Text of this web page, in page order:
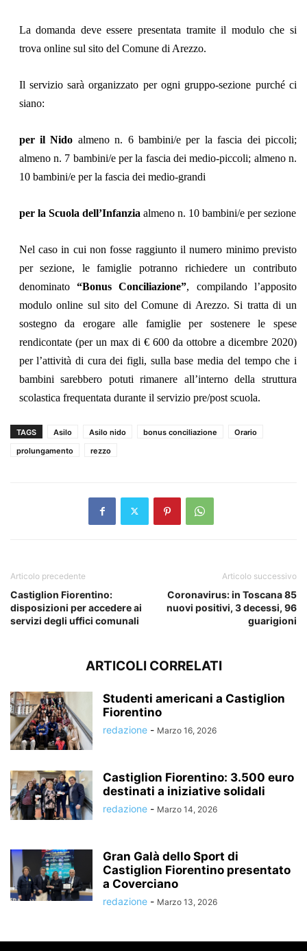
La domanda deve essere presentata tramite il modulo che si
trova online sul sito del Comune di Arezzo.
Il servizio sarà organizzato per ogni gruppo-sezione purché ci
siano:
per il Nido almeno n. 6 bambini/e per la fascia dei piccoli;
almeno n. 7 bambini/e per la fascia dei medio-piccoli; almeno n.
10 bambini/e per la fascia dei medio-grandi
per la Scuola dell’Infanzia almeno n. 10 bambini/e per sezione
Nel caso in cui non fosse raggiunto il numero minimo previsto
per sezione, le famiglie potranno richiedere un contributo
denominato “Bonus Conciliazione”, compilando l’apposito
modulo online sul sito del Comune di Arezzo. Si tratta di un
sostegno da erogare alle famiglie per sostenere le spese
rendicontate (per un max di € 600 da ottobre a dicembre 2020)
per l’attività di cura dei figli, sulla base media del tempo che i
bambini sarebbero potuti rimanere all’interno della struttura
scolastica frequentata durante il servizio pre/post scuola.
TAGS Asilo Asilo nido bonus conciliazione
Orario
prolungamento
rezzo
Articolo precedente
Castiglion Fiorentino:
disposizioni per accedere ai
servizi degli uffici comunali
Articolo successivo
Coronavirus: in Toscana 85
nuovi positivi, 3 decessi, 96
guarigioni
ARTICOLI CORRELATI
Studenti americani a Castiglion
Fiorentino
redazione - Marzo 16, 2026
Castiglion Fiorentino: 3.500 euro
destinati a iniziative solidali
redazione - Marzo 14, 2026
Gran Galà dello Sport di
Castiglion Fiorentino presentato
a Coverciano
redazione - Marzo 13, 2026